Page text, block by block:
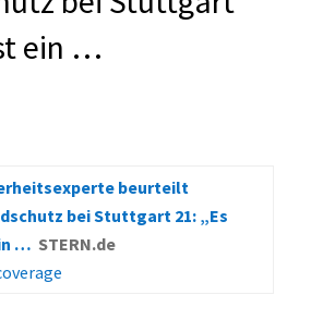
ein …
beurteilt
bei Stuttgart 21: „Es
… STERN.de